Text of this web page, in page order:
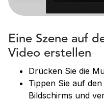
Eine Szene auf
Video erstellen
Drücken Sie die
Tippen Sie auf
Bildschirms und